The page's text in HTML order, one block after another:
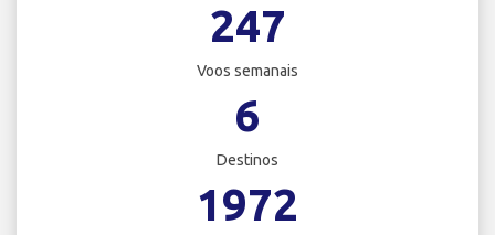
247
Voos semanais
6
Destinos
1972